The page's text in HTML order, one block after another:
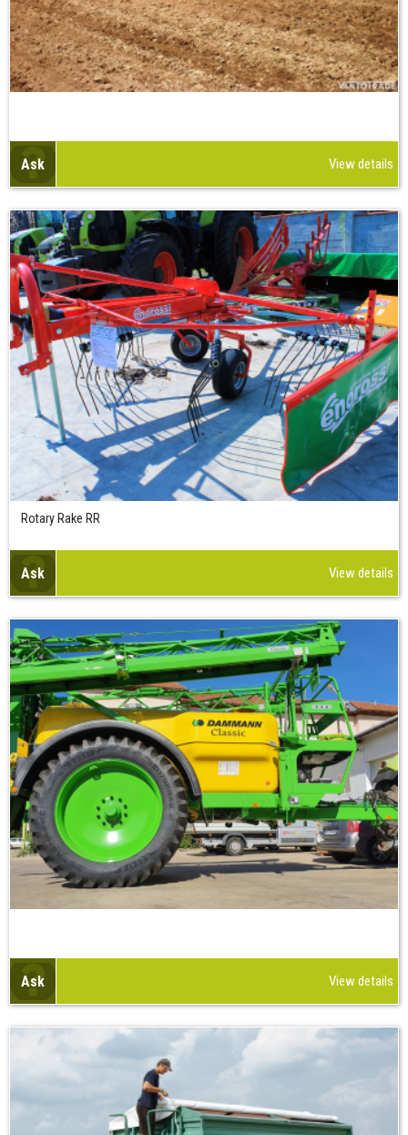
Ask View details
Rotary Rake RR
Ask View details
Ask View details